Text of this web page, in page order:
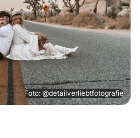
Foto: @detailverliebtfotografie